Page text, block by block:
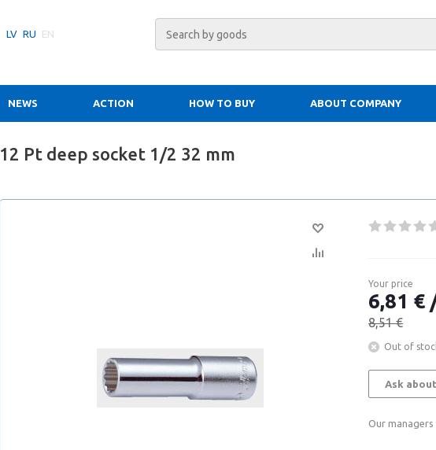
LV RU EN
NEWS ACTION HOW TO BUY ABOUT COMPANY
12 Pt deep socket 1/2 32 mm
Your price
6,81 €
8,51 €
Out of
Ask
Our